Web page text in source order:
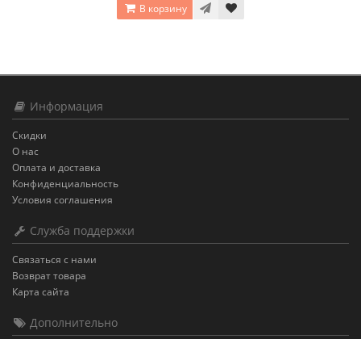
В корзину
Информация
Скидки
О нас
Оплата и доставка
Конфиденциальность
Условия соглашения
Служба поддержки
Связаться с нами
Возврат товара
Карта сайта
Дополнительно